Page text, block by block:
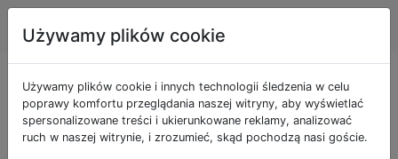
Android Tagi
Pytania otagowane
jako device-firmware
Używamy plików cookie
Używamy plików cookie i innych technologii śledzenia w celu
poprawy komfortu przeglądania naszej witryny, aby wyświetlać
spersonalizowane treści i ukierunkowane reklamy, analizować
ruch w naszej witrynie, i zrozumieć, skąd pochodzą nasi goście.